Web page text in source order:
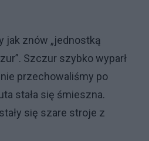
jak znów „jednostką
Szczur szybko wyparł
przechowaliśmy po
stała się śmieszna.
się szare stroje z